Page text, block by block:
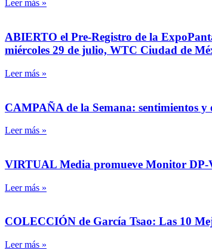
Leer más »
ABIERTO el Pre-Registro de la
miércoles 29 de julio, WTC Ciudad de
Leer más »
CAMPAÑA de la Semana: sentimientos
Leer más »
VIRTUAL Media promueve Monitor DP-
Leer más »
COLECCIÓN de García Tsao: Las 10
Leer más »